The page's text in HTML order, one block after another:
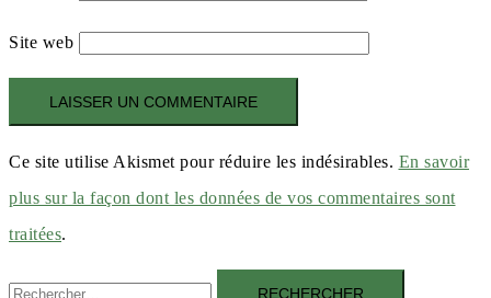
Site web
Ce site utilise Akismet pour réduire les indésirables. En savoir
plus sur la façon dont les données de vos commentaires sont
traitées.
Rechercher :